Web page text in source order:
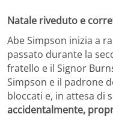
Natale riveduto e
Abe Simpson inizia a
passato durante la
fratello e il Signor
Simpson e il padrone
bloccati e, in attesa di
accidentalmente,